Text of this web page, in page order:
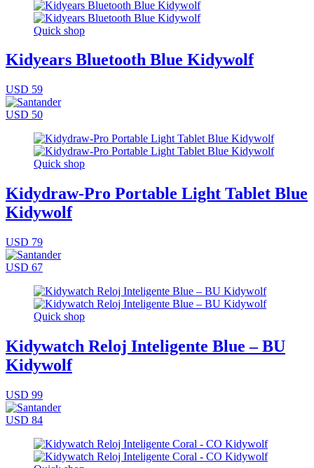
Quick shop
Kidyears Bluetooth Blue Kidywolf
USD 59
USD 50
Quick shop
Kidydraw-Pro Portable Light Tablet Blue
Kidywolf
USD 79
USD 67
Quick shop
Kidywatch Reloj Inteligente Blue – BU
Kidywolf
USD 99
USD 84